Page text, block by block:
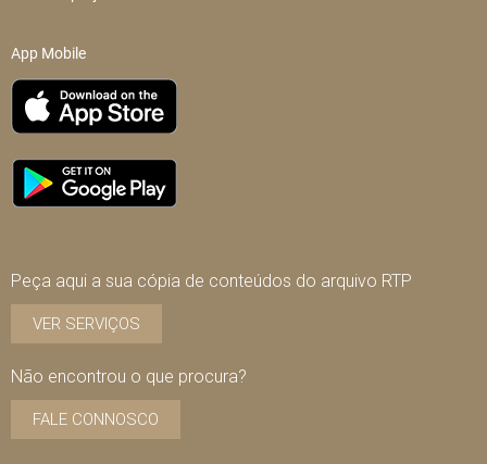
App Mobile
Peça aqui a sua cópia de conteúdos do arquivo RTP
VER SERVIÇOS
Não encontrou o que procura?
FALE CONNOSCO